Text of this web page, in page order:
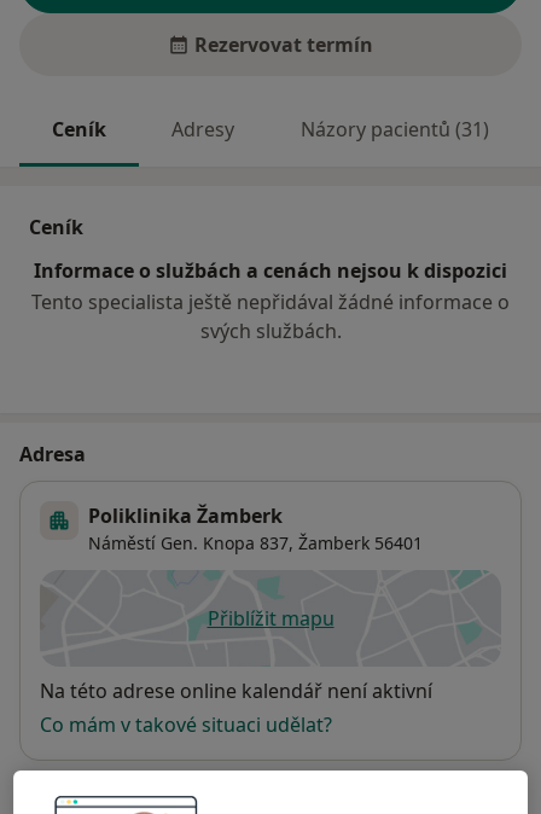
Rezervovat termín
Ceník Adresy Názory pacientů (31)
Ceník
Informace o službách a cenách nejsou k dispozici
Tento specialista ještě nepřidával žádné informace o
svých službách.
Adresa
Poliklinika Žamberk
Náměstí Gen. Knopa 837, Žamberk 56401
Přiblížit mapuse otevře v nové záložce
Dostupnost
Na této adrese online kalendář není aktivní
Co mám v takové situaci udělat?
Způsoby platby (soukromé návštěvy)